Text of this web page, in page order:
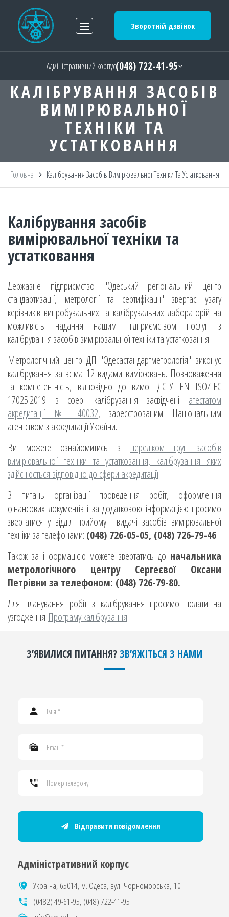
Зворотній дзвінок
Адміністративний корпус(048) 722-41-95
КАЛІБРУВАННЯ ЗАСОБІВ
ВИМІРЮВАЛЬНОЇ
ТЕХНІКИ ТА
УСТАТКОВАННЯ
Головна Калібрування Засобів Вимірювальної Техніки Та Устатковання
Калібрування засобів
вимірювальної техніки та
устатковання
Державне підприємство "Одеський регіональний центр
стандартизації, метрології та сертифікації" звертає увагу
керівників випробувальних та калібрувальних лабораторій на
можливість надання нашим підприємством послуг з
калібрування засобів вимірювальної техніки та устатковання.
Метрологічний центр ДП "Одесастандартметрологія" виконує
калібрування за всіма 12 видами вимірювань. Повноваження
та компетентність, відповідно до вимог ДСТУ EN ISO/IEC
17025:2019 в сфері калібрування засвідчені атестатом
акредитації № 40032, зареєстрованим Національним
агентством з акредитації України.
Ви можете ознайомитись з переліком груп засобів
вимірювальної техніки та устатковання, калібрування яких
здійснюється відповідно до сфери акредитації.
З питань організації проведення робіт, оформлення
фінансових документів і за додатковою інформацією просимо
звертатися у відділ прийому і видачі засобів вимірювальної
техніки за телефонами: (048) 726-05-05, (048) 726-79-46.
Також за інформацією можете звертатись до начальника
метрологічного центру Сергеєвої Оксани
Петрівни за телефоном: (048) 726-79-80.
Для планування робіт з калібрування просимо подати на
узгодження Програму калібрування.
ЗʼЯВИЛИСЯ ПИТАННЯ?ЗВʼЯЖІТЬСЯ З НАМИ
Відправити повідомлення
Адміністративний корпус
Україна, 65014, м. Одеса, вул. Чорноморська, 10
(0482) 49-61-95, (048) 722-41-95